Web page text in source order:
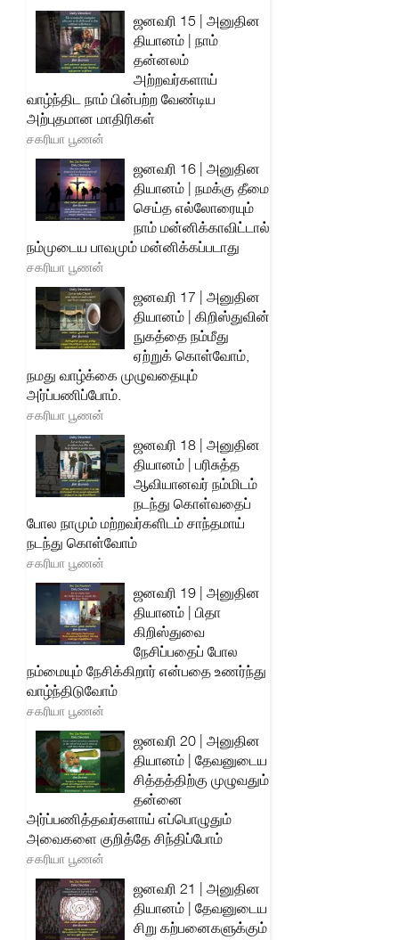
ஜனவரி 15 | அனுதின
தியானம் | நாம்
தன்னலம்
அற்றவர்களாய்
வாழ்ந்திட நாம் பின்பற்ற வேண்டிய
அற்புதமான மாதிரிகள்
சகரியா பூணன்
ஜனவரி 16 | அனுதின
தியானம் | நமக்கு தீமை
செய்த எல்லோரையும்
நாம் மன்னிக்காவிட்டால்
நம்முடைய பாவமும் மன்னிக்கப்படாது
சகரியா பூணன்
ஜனவரி 17 | அனுதின
தியானம் | கிறிஸ்துவின்
நுகத்தை நம்மீது
ஏற்றுக் கொள்வோம்,
நமது வாழ்க்கை முழுவதையும்
அர்ப்பணிப்போம்.
சகரியா பூணன்
ஜனவரி 18 | அனுதின
தியானம் | பரிசுத்த
ஆவியானவர் நம்மிடம்
நடந்து கொள்வதைப்
போல நாமும் மற்றவர்களிடம் சாந்தமாய்
நடந்து கொள்வோம்
சகரியா பூணன்
ஜனவரி 19 | அனுதின
தியானம் | பிதா
கிறிஸ்துவை
நேசிப்பதைப் போல
நம்மையும் நேசிக்கிறார் என்பதை உணர்ந்து
வாழ்ந்திடுவோம்
சகரியா பூணன்
ஜனவரி 20 | அனுதின
தியானம் | தேவனுடைய
சித்தத்திற்கு முழுவதும்
தன்னை
அர்ப்பணித்தவர்களாய் எப்பொழுதும்
அவைகளை குறித்தே சிந்திப்போம்
சகரியா பூணன்
ஜனவரி 21 | அனுதின
தியானம் | தேவனுடைய
சிறு கற்பனைகளுக்கும்